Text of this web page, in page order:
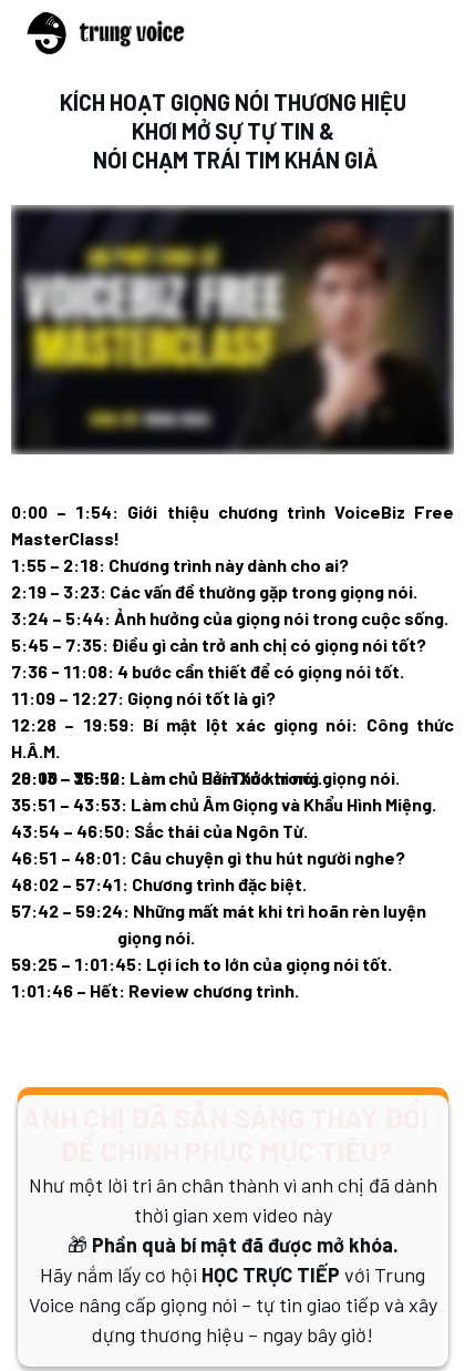
KÍCH HOẠT GIỌNG NÓI THƯƠNG HIỆU
KHƠI MỞ SỰ TỰ TIN &
NÓI CHẠM TRÁI TIM KHÁN GIẢ
0:00 – 1:54: Giới thiệu chương trình VoiceBiz Free
MasterClass!
1:55 – 2:18: Chương trình này dành cho ai?
2:19 – 3:23: Các vấn đề thường gặp trong giọng nói.
3:24 – 5:44: Ảnh hưởng của giọng nói trong cuộc sống.
5:45 – 7:35: Điều gì cản trở anh chị có giọng nói tốt?
7:36 - 11:08: 4 bước cần thiết để có giọng nói tốt.
11:09 – 12:27: Giọng nói tốt là gì?
12:28 – 19:59: Bí mật lột xác giọng nói: Công thức
H.Â.M.
20:00 – 26:12: Làm chủ Cảm Xúc trong giọng nói.
26:13 – 35:50: Làm chủ Hơi Thở khi nói.
35:51 – 43:53: Làm chủ Âm Giọng và Khẩu Hình Miệng.
43:54 – 46:50: Sắc thái của Ngôn Từ.
46:51 – 48:01: Câu chuyện gì thu hút người nghe?
48:02 – 57:41: Chương trình đặc biệt.
57:42 – 59:24: Những mất mát khi trì hoãn rèn luyện
giọng nói.
59:25 – 1:01:45: Lợi ích to lớn của giọng nói tốt.
1:01:46 – Hết: Review chương trình.
Như một lời tri ân chân thành vì anh chị đã dành
thời gian xem video này
🎁 Phần quà bí mật đã được mở khóa.
Hãy nắm lấy cơ hội HỌC TRỰC TIẾP với Trung
Voice nâng cấp giọng nói – tự tin giao tiếp và xây
dựng thương hiệu – ngay bây giờ!